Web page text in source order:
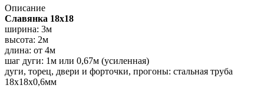
Описание
Славянка 18х18
ширина: 3м
высота: 2м
длина: от 4м
шаг дуги: 1м или 0,67м (усиленная)
дуги, торец, двери и форточки, прогоны: стальная труба
18х18х0,6мм